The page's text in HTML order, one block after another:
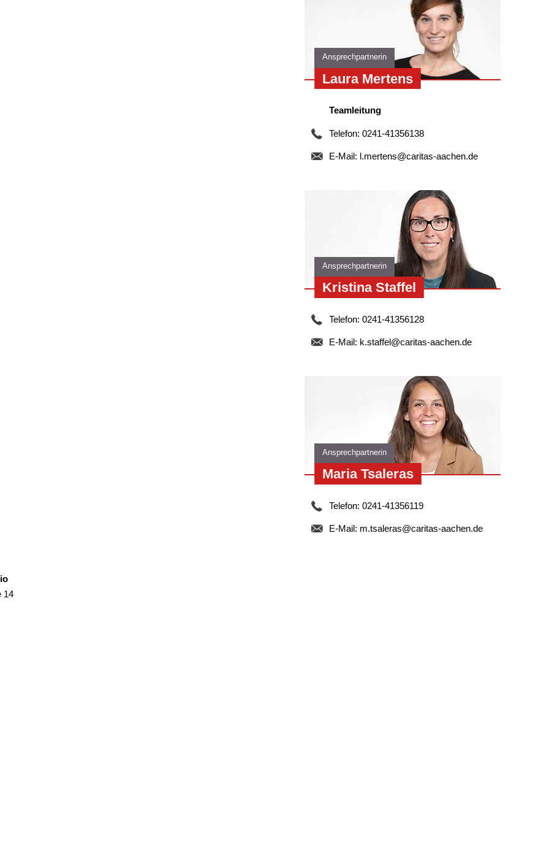
Ansprechpartnerin
Laura Mertens
Teamleitung
Telefon: 0241-41356138
E-Mail: l.mertens@caritas-aachen.de
Ansprechpartnerin
Kristina Staffel
Telefon: 0241-41356128
E-Mail: k.staffel@caritas-aachen.de
Ansprechpartnerin
Maria Tsaleras
Telefon: 0241-41356119
E-Mail: m.tsaleras@caritas-aachen.de
14